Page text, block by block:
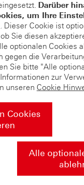
Darüber
um Ihre
. Dieser Cookie ist
Sie diesen
optionalen Cookies
gegen die
Sie bitte "Alle
zur
unseren Cookie
Cookies
Alle